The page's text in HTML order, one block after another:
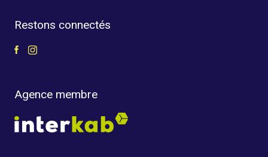
Restons connectés
Agence membre